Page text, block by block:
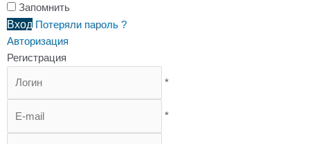
Запомнить
Вход Потеряли пароль ?
Авторизация
Регистрация
*
*